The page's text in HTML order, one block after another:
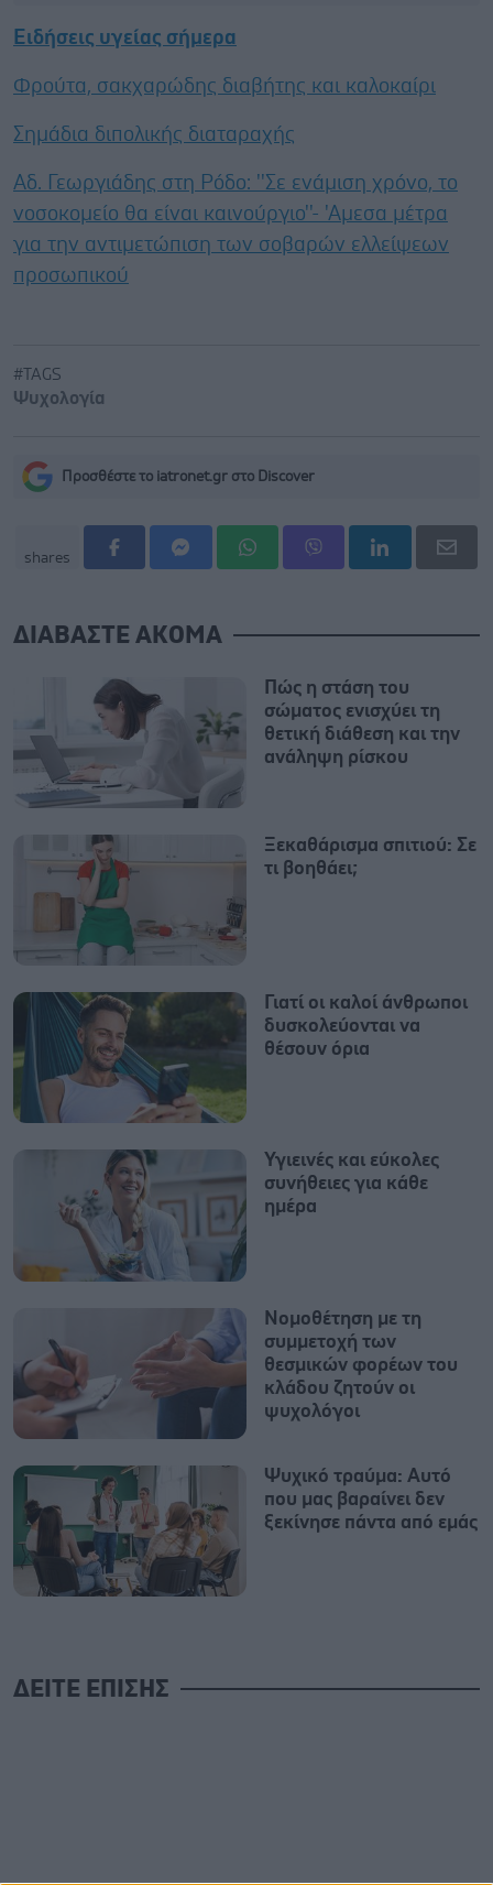
Ειδήσεις υγείας σήμερα
Φρούτα, σακχαρώδης διαβήτης και καλοκαίρι
Σημάδια διπολικής διαταραχής
Αδ. Γεωργιάδης στη Ρόδο: ''Σε ενάμιση χρόνο, το
νοσοκομείο θα είναι καινούργιο''- 'Αμεσα μέτρα
για την αντιμετώπιση των σοβαρών ελλείψεων
προσωπικού
#TAGS
Ψυχολογία
Προσθέστε το iatronet.gr στο Discover
shares
ΔΙΑΒΑΣΤΕ ΑΚΟΜΑ
Πώς η στάση του
σώματος ενισχύει τη
θετική διάθεση και την
ανάληψη ρίσκου
Ξεκαθάρισμα σπιτιού: Σε
τι βοηθάει;
Γιατί οι καλοί άνθρωποι
δυσκολεύονται να
θέσουν όρια
Υγιεινές και εύκολες
συνήθειες για κάθε
ημέρα
Nομοθέτηση με τη
συμμετοχή των
θεσμικών φορέων του
κλάδου ζητούν οι
ψυχολόγοι
Ψυχικό τραύμα: Αυτό
που μας βαραίνει δεν
ξεκίνησε πάντα από εμάς
ΔΕΙΤΕ ΕΠΙΣΗΣ